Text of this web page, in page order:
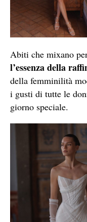
Abiti che mixano
l’essenza della
della femminilità
i gusti di tutte le
giorno speciale.